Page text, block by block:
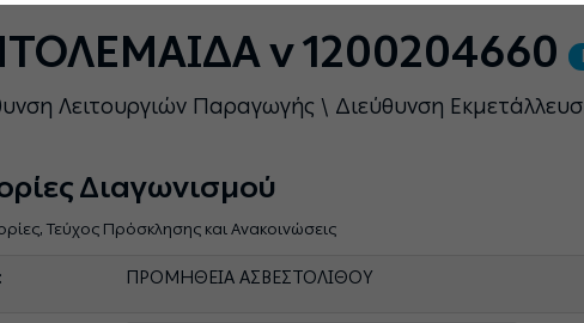
v 1200204660
Λειτουργιών Παραγωγής \ Διεύθυνση
Διαγωνισμού
Τεύχος Πρόσκλησης και Ανακοινώσεις
ΠΡΟΜΗΘΕΙΑ ΑΣΒΕΣΤΟΛΙΘΟΥ